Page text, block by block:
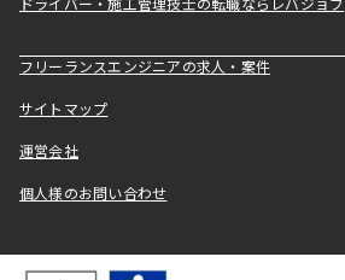
ドライバー・施工管理技士の転職ならレバジョブ
フリーランスエンジニアの求人・案件
サイトマップ
運営会社
個人様のお問い合わせ